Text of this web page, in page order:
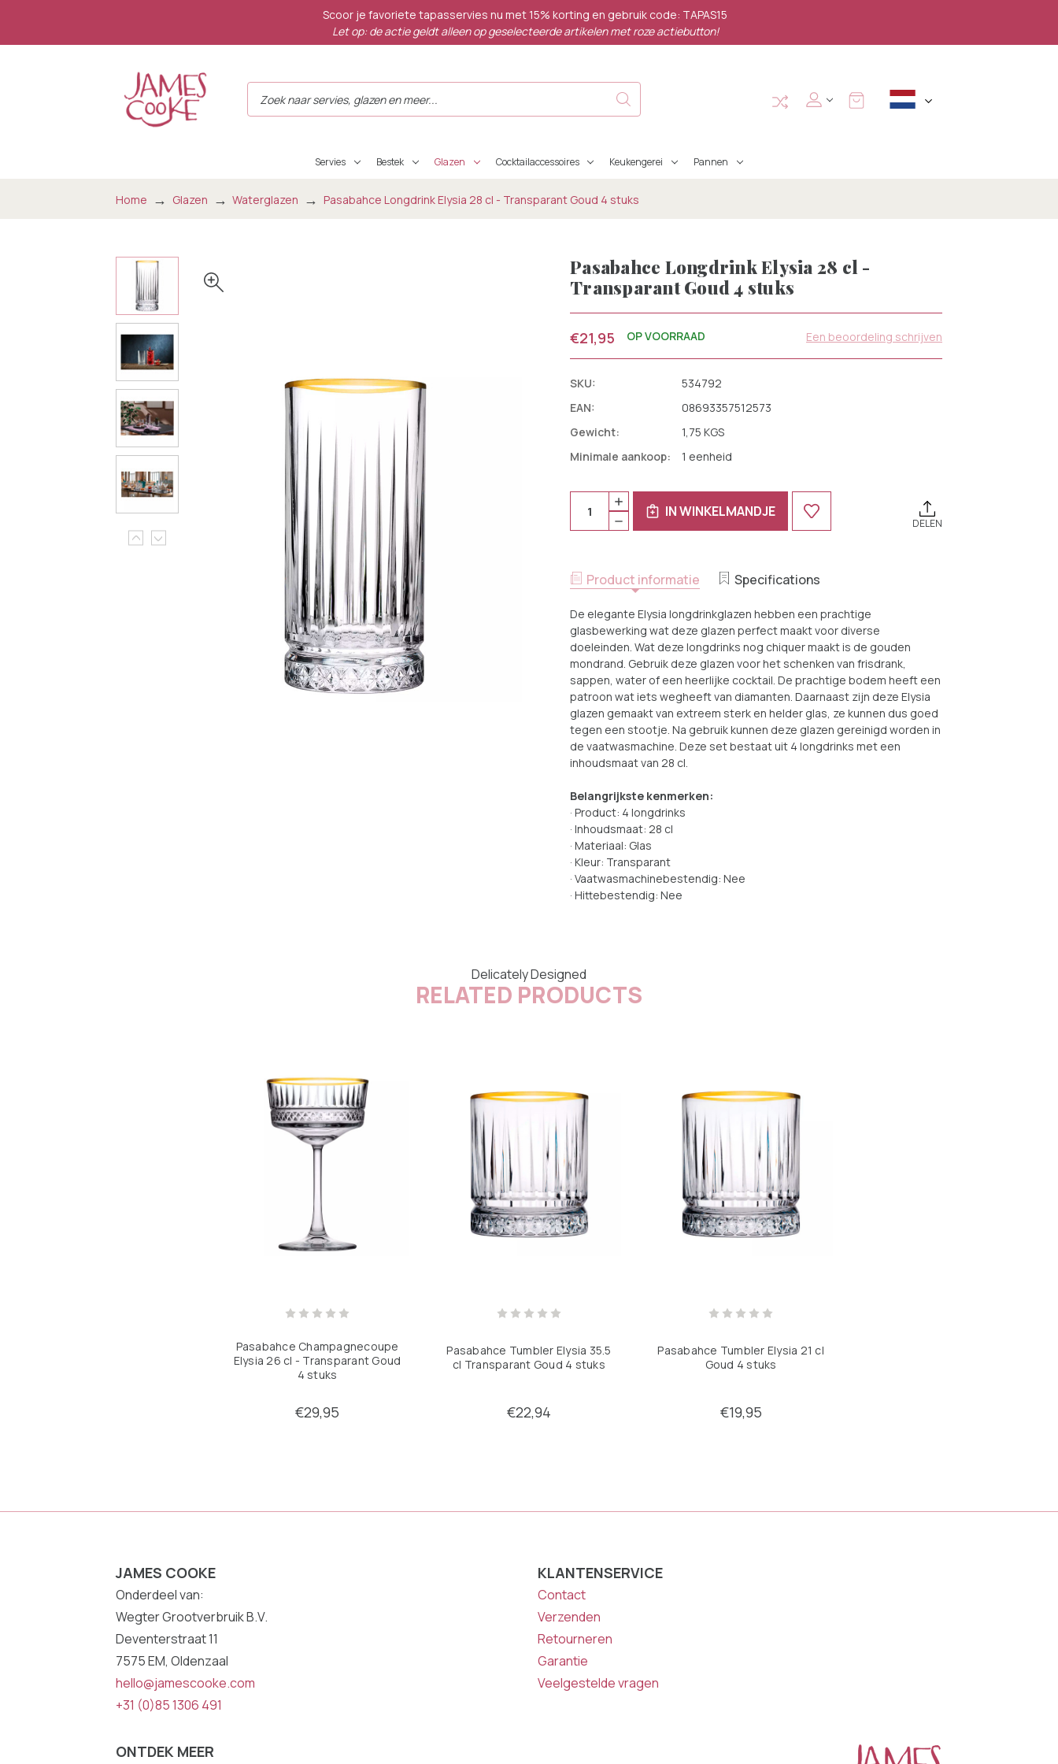
Scoor je favoriete tapasservies nu met 15% korting en gebruik code: TAPAS15
Let op: de actie geldt alleen op geselecteerde artikelen met roze actiebutton!
Servies Bestek Glazen Cocktailaccessoires Keukengerei Pannen
Home Glazen Waterglazen Pasabahce Longdrink Elysia 28 cl - Transparant Goud 4 stuks
Pasabahce Longdrink Elysia 28 cl -
Transparant Goud 4 stuks
€21,95 OP VOORRAAD Een beoordeling schrijven
SKU:
534792
EAN:
08693357512573
Gewicht:
1,75 KGS
Minimale aankoop:
1 eenheid
Huidige
Voorraad:
HOEVEELHEID
VERLAGEN
ELYSIA
28
TRANSPARANT
GOUD
4
STUKS
HOEVEELHEID
VERHOGEN
VAN
PASABAHCE
CL
-
GOUD
4
STUKS
IN WINKELMANDJE
DELEN
Product informatie Specifications
De elegante Elysia longdrinkglazen hebben een prachtige
glasbewerking wat deze glazen perfect maakt voor diverse
doeleinden. Wat deze longdrinks nog chiquer maakt is de gouden
mondrand. Gebruik deze glazen voor het schenken van frisdrank,
sappen, water of een heerlijke cocktail. De prachtige bodem heeft een
patroon wat iets wegheeft van diamanten. Daarnaast zijn deze Elysia
glazen gemaakt van extreem sterk en helder glas, ze kunnen dus goed
tegen een stootje. Na gebruik kunnen deze glazen gereinigd worden in
de vaatwasmachine. Deze set bestaat uit 4 longdrinks met een
inhoudsmaat van 28 cl.
Belangrijkste kenmerken:
· Product: 4 longdrinks
· Inhoudsmaat: 28 cl
· Materiaal: Glas
· Kleur: Transparant
· Vaatwasmachinebestendig: Nee
· Hittebestendig: Nee
Delicately Designed
RELATED PRODUCTS
Pasabahce Champagnecoupe
Elysia 26 cl - Transparant Goud
4 stuks
€29,95
Pasabahce Tumbler Elysia 35.5
cl Transparant Goud 4 stuks
€22,94
Pasabahce Tumbler Elysia 21 cl
Goud 4 stuks
€19,95
JAMES COOKE
Onderdeel van:
Wegter Grootverbruik B.V.
Deventerstraat 11
7575 EM, Oldenzaal
hello@jamescooke.com
+31 (0)85 1306 491
KLANTENSERVICE
Contact
Verzenden
Retourneren
Garantie
Veelgestelde vragen
ONTDEK MEER